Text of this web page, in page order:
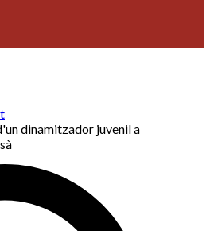
dinamitzador juvenil a